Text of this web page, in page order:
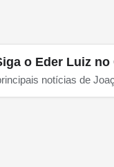
o Eder Luiz no
notícias de